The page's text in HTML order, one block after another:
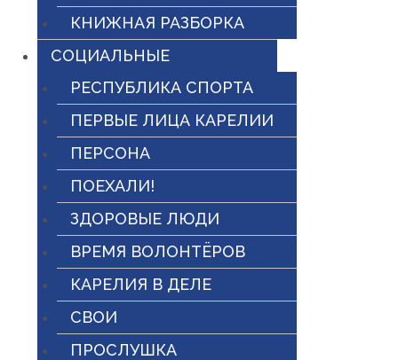
КНИЖНАЯ РАЗБОРКА
СОЦИАЛЬНЫЕ
РЕСПУБЛИКА СПОРТА
ПЕРВЫЕ ЛИЦА КАРЕЛИИ
ПЕРСОНА
ПОЕХАЛИ!
ЗДОРОВЫЕ ЛЮДИ
ВРЕМЯ ВОЛОНТЁРОВ
КАРЕЛИЯ В ДЕЛЕ
СВОИ
ПРОСЛУШКА